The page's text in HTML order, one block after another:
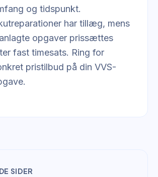
og tidspunkt.
har tillæg, mens
opgaver prissættes
fast timesats. Ring for
pristilbud på din VVS-
SIDER